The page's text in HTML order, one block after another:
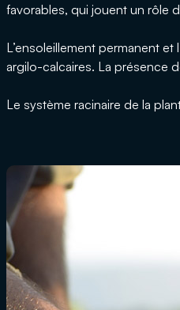
favorables, qui jouent un rôle
L’ensoleillement permanent
argilo-calcaires. La présence
Le système racinaire de la